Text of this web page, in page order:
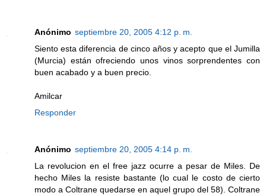
Anónimo septiembre 20, 2005 4:12 p. m.
Siento esta diferencia de cinco años y acepto que el Jumilla
(Murcia) están ofreciendo unos vinos sorprendentes con
buen acabado y a buen precio.
Amilcar
Responder
Anónimo septiembre 20, 2005 4:14 p. m.
La revolucion en el free jazz ocurre a pesar de Miles. De
hecho Miles la resiste bastante (lo cual le costo de cierto
modo a Coltrane quedarse en aquel grupo del 58). Coltrane